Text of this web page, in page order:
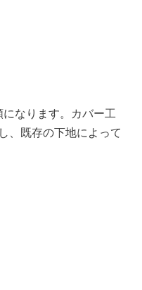
なります。カバー工
、既存の下地によって